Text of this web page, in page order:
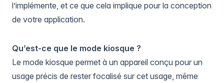
l’implémente, et ce que cela implique pour la conception
de votre application.
Qu’est-ce que le mode kiosque ?
Le mode kiosque permet à un appareil conçu pour un
usage précis de rester focalisé sur cet usage, même